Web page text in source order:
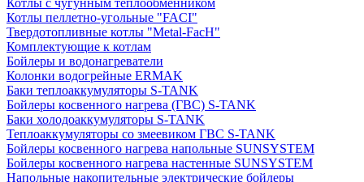
Котлы с чугунным теплообменником
Котлы пеллетно-угольные "FACI"
Твердотопливные котлы "Metal-FacH"
Комплектующие к котлам
Бойлеры и водонагреватели
Колонки водогрейные ERMAK
Баки теплоаккумуляторы S-TANK
Бойлеры косвенного нагрева (ГВС) S-TANK
Баки холодоаккумуляторы S-TANK
Теплоаккумуляторы со змеевиком ГВС S-TANK
Бойлеры косвенного нагрева напольные SUNSYSTEM
Бойлеры косвенного нагрева настенные SUNSYSTEM
Напольные накопительные электрические бойлеры